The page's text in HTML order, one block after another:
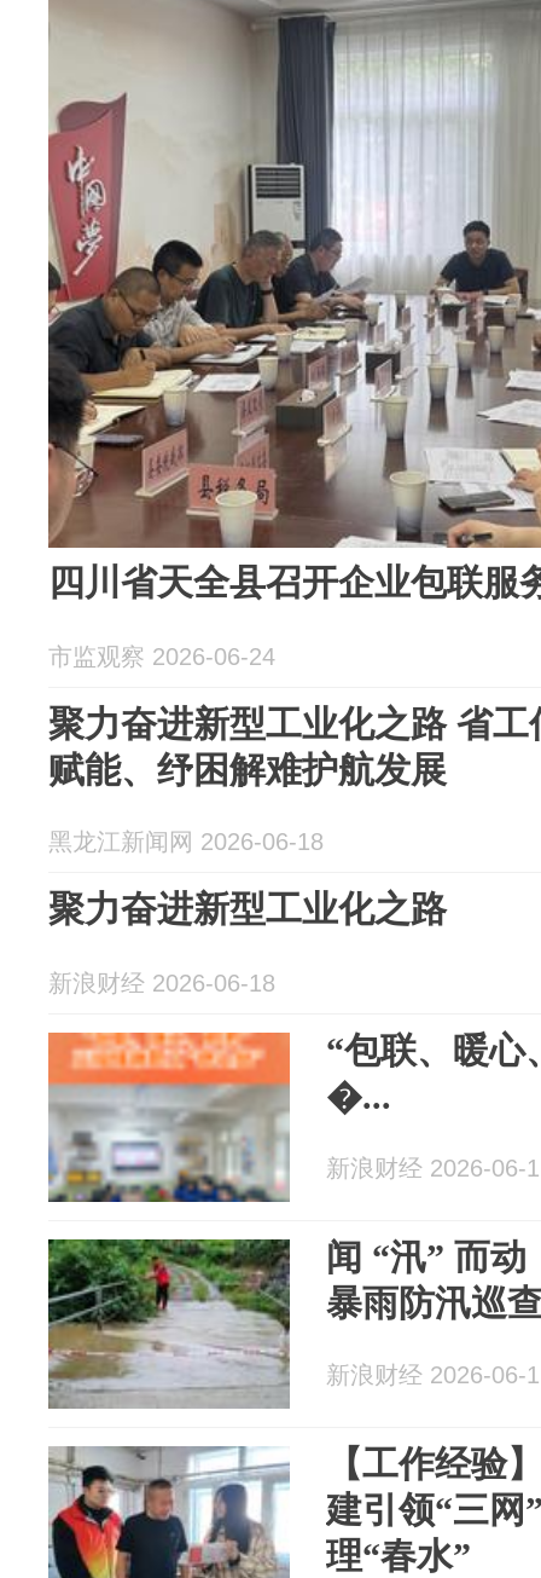
四川省天全县召开企业包联服
市监观察 2026-06-24
聚力奋进新型工业化之路 省
赋能、纾困解难护航发展
黑龙江新闻网 2026-06-18
聚力奋进新型工业化之路
新浪财经 2026-06-18
“包联、暖心
�...
新浪财经 2026-06-
闻 “汛” 而
暴雨防汛巡
新浪财经 2026-06-
【工作经验
建引领“三网
理“春水”